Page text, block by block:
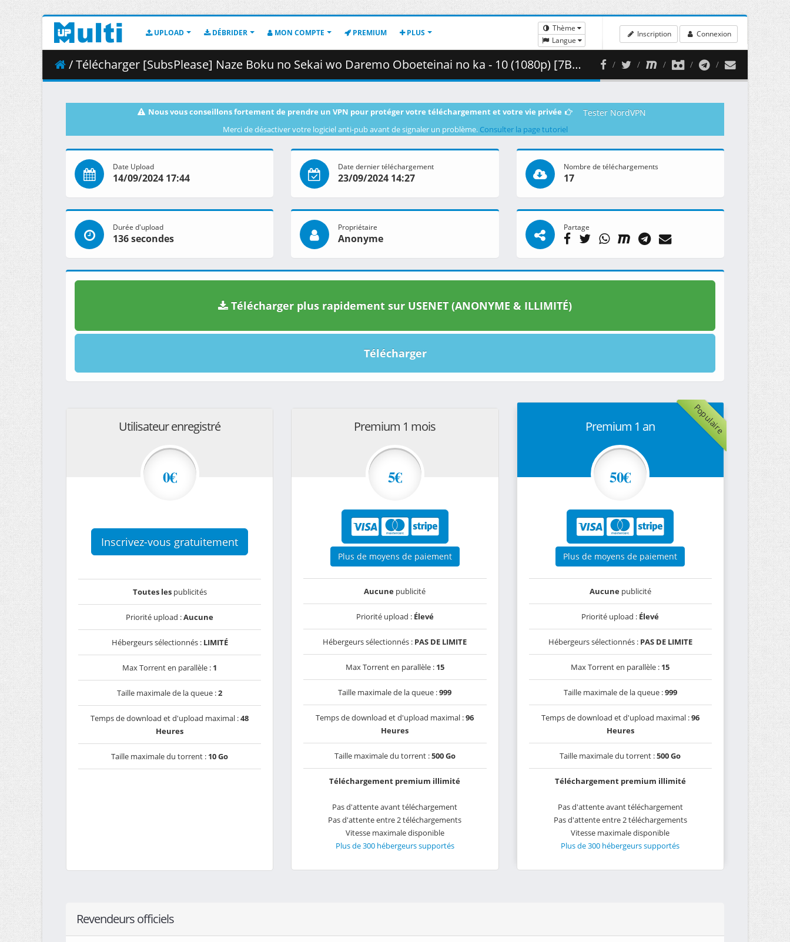
UPLOAD DÉBRIDER MON COMPTE PREMIUM PLUS
Thème
Langue
Inscription Connexion
/ Télécharger [SubsPlease] Naze Boku no Sekai wo Daremo Oboeteinai no ka - 10 (1080p) [7BBE64E6].mkv.002 ( 458.78 MB )
Nous vous conseillons fortement de prendre un VPN pour protéger votre téléchargement et votre vie privée Tester NordVPN
Merci de désactiver votre logiciel anti-pub avant de signaler un problème. Consulter la page tutoriel
Date Upload
14/09/2024 17:44
Date dernier téléchargement
23/09/2024 14:27
Nombre de téléchargements
17
Durée d'upload
136 secondes
Propriétaire
Anonyme
Partage
Télécharger plus rapidement sur USENET (ANONYME & ILLIMITÉ)
Télécharger
Utilisateur enregistré
0€
Inscrivez-vous gratuitement
Toutes lespublicités
Priorité upload :Aucune
Hébergeurs sélectionnés : LIMITÉ
Max Torrent en parallèle : 1
Taille maximale de la queue :2
Temps de download et d'upload maximal :48
Heures
Taille maximale du torrent : 10 Go
Premium 1 mois
5€
Plus de moyens de paiement
Aucune publicité
Priorité upload : Élevé
Hébergeurs sélectionnés : PAS DE LIMITE
Max Torrent en parallèle : 15
Taille maximale de la queue :999
Temps de download et d'upload maximal :96
Heures
Taille maximale du torrent :500 Go
Téléchargement premium illimité
Pas d'attente avant téléchargement
Pas d'attente entre 2 téléchargements
Vitesse maximale disponible
Plus de 300 hébergeurs supportés
Populaire
Premium 1 an
50€
Plus de moyens de paiement
Aucunepublicité
Priorité upload : Élevé
Hébergeurs sélectionnés : PAS DE LIMITE
Max Torrent en parallèle : 15
Taille maximale de la queue :999
Temps de download et d'upload maximal :96
Heures
Taille maximale du torrent :500 Go
Téléchargement premium illimité
Pas d'attente avant téléchargement
Pas d'attente entre 2 téléchargements
Vitesse maximale disponible
Plus de 300 hébergeurs supportés
Revendeurs officiels